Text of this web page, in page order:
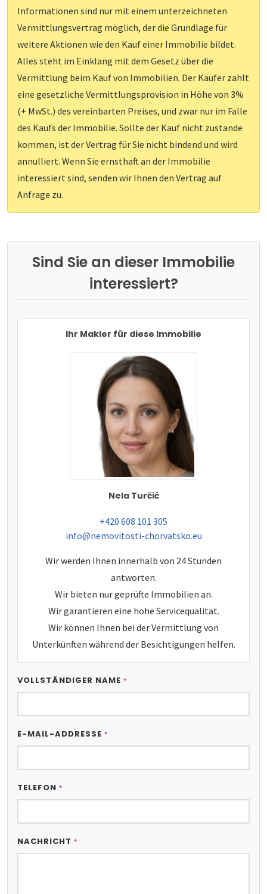
Informationen sind nur mit einem unterzeichneten
Vermittlungsvertrag möglich, der die Grundlage für
weitere Aktionen wie den Kauf einer Immobilie bildet.
Alles steht im Einklang mit dem Gesetz über die
Vermittlung beim Kauf von Immobilien. Der Käufer zahlt
eine gesetzliche Vermittlungsprovision in Höhe von 3%
(+ MwSt.) des vereinbarten Preises, und zwar nur im Falle
des Kaufs der Immobilie. Sollte der Kauf nicht zustande
kommen, ist der Vertrag für Sie nicht bindend und wird
annulliert. Wenn Sie ernsthaft an der Immobilie
interessiert sind, senden wir Ihnen den Vertrag auf
Anfrage zu.
Sind Sie an dieser Immobilie
interessiert?
Ihr Makler für diese Immobilie
Nela Turčić
tel:
+420 608 101 305
e-mail:
info@nemovitosti-chorvatsko.eu
Wir werden Ihnen innerhalb von 24 Stunden
antworten.
Wir bieten nur geprüfte Immobilien an.
Wir garantieren eine hohe Servicequalität.
Wir können Ihnen bei der Vermittlung von
Unterkünften während der Besichtigungen helfen.
VOLLSTÄNDIGER NAME *
E-MAIL-ADDRESSE *
TELEFON *
NACHRICHT *